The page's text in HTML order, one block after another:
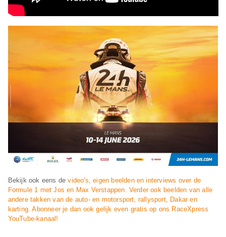
Bekijk ook eens devideo's, eigen beelden en interviews over de
Formule 1 met Jos en Max Verstappen. Verder ook beelden van alle
andere takken van de auto- en motorsport, rallysport, Dakar en
karting. Abonneer je dan ook gelijk even gratis op ons RaceXpress
YouTube-kanaal!